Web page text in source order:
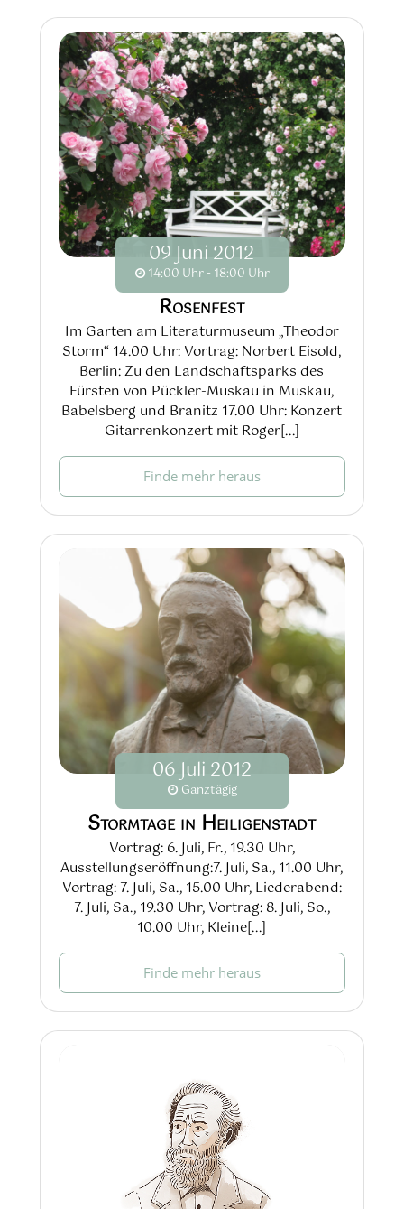
09 Juni 2012
14:00 Uhr - 18:00 Uhr
Rosenfest
Im Garten am Literaturmuseum „Theodor
Storm“ 14.00 Uhr: Vortrag: Norbert Eisold,
Berlin: Zu den Landschaftsparks des
Fürsten von Pückler-Muskau in Muskau,
Babelsberg und Branitz 17.00 Uhr: Konzert
Gitarrenkonzert mit Roger[...]
Finde mehr heraus
06 Juli 2012
Ganztägig
Stormtage in Heiligenstadt
Vortrag: 6. Juli, Fr., 19.30 Uhr,
Ausstellungseröffnung:7. Juli, Sa., 11.00 Uhr,
Vortrag: 7. Juli, Sa., 15.00 Uhr, Liederabend:
7. Juli, Sa., 19.30 Uhr, Vortrag: 8. Juli, So.,
10.00 Uhr, Kleine[...]
Finde mehr heraus